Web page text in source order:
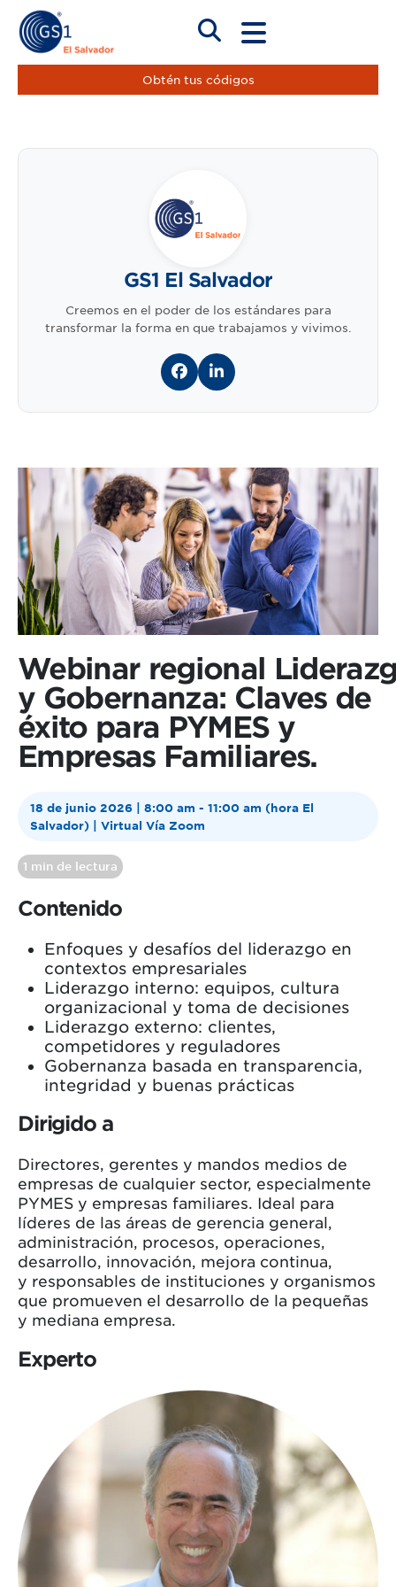
Obtén tus códigos
GS1 El Salvador
Creemos en el poder de los estándares para
transformar la forma en que trabajamos y vivimos.
Webinar regional
y Gobernanza: Claves de
éxito para PYMES y
Empresas Familiares.
18 de junio 2026 | 8:00 am - 11:00 am (hora El
Salvador) | Virtual Vía Zoom
1 min de lectura
Contenido
Enfoques y desafíos del liderazgo en
contextos empresariales
Liderazgo interno: equipos, cultura
organizacional y toma de decisiones
Liderazgo externo: clientes,
competidores y reguladores
Gobernanza basada en transparencia,
integridad y buenas prácticas
Dirigido a
Directores, gerentes y mandos medios de
empresas de cualquier sector, especialmente
PYMES y empresas familiares. Ideal para
líderes de las áreas de gerencia general,
administración, procesos, operaciones,
desarrollo, innovación, mejora continua,
y responsables de instituciones y organismos
que promueven el desarrollo de la pequeñas
y mediana empresa.
Experto